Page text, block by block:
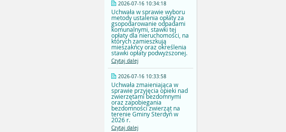
2026-07-16 10:34:18
Uchwała w sprawie wyboru
metody ustalenia opłaty za
gsopodarowanie odpadami
komunalnymi, stawki tej
opłaty dla nieruchomości, na
których zamieszkują
mieszakńcy oraz określenia
stawki opłaty podwyższonej.
Czytaj dalej
2026-07-16 10:33:58
Uchwała zmaieniająca w
sprawie przyjęcia opieki nad
zwierzętami bezdomnymi
oraz zapobiegania
bezdomności zwierząt na
terenie Gminy Sterdyń w
2026 r.
Czytaj dalej